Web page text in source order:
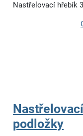
Nastřelovací hřebík
podložky